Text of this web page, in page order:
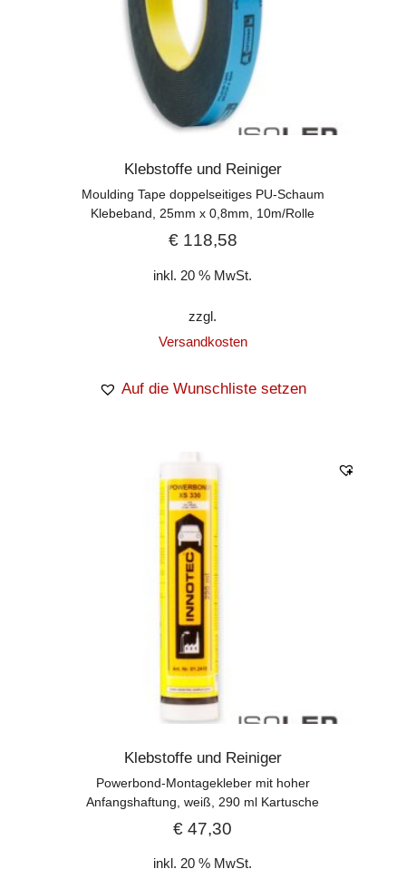
Klebstoffe und Reiniger
Moulding Tape doppelseitiges PU-Schaum
Klebeband, 25mm x 0,8mm, 10m/Rolle
€118,58
inkl. 20 % MwSt.
zzgl.
Versandkosten
Auf die Wunschliste setzen
Klebstoffe und Reiniger
Powerbond-Montagekleber mit hoher
Anfangshaftung, weiß, 290 ml Kartusche
€ 47,30
inkl. 20 % MwSt.